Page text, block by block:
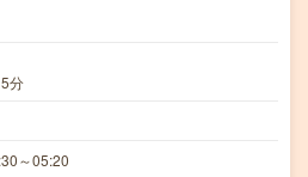
分
～05:20